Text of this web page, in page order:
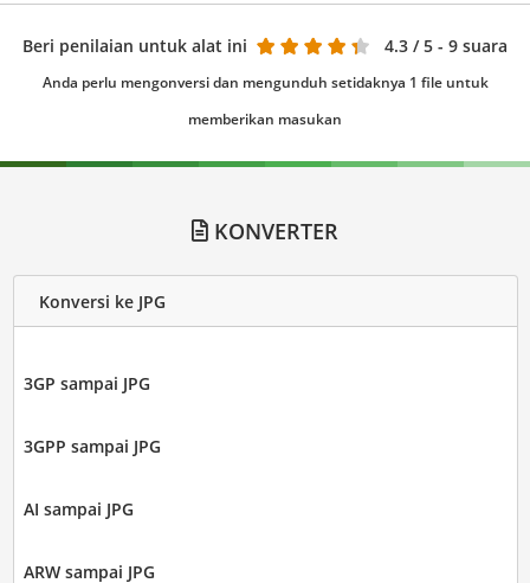
Beri penilaian untuk alat ini 4.3 / 5 - 9 suara
Anda perlu mengonversi dan mengunduh setidaknya 1 file untuk
memberikan masukan
KONVERTER
Konversi ke JPG
3GP sampai JPG
3GPP sampai JPG
AI sampai JPG
ARW sampai JPG